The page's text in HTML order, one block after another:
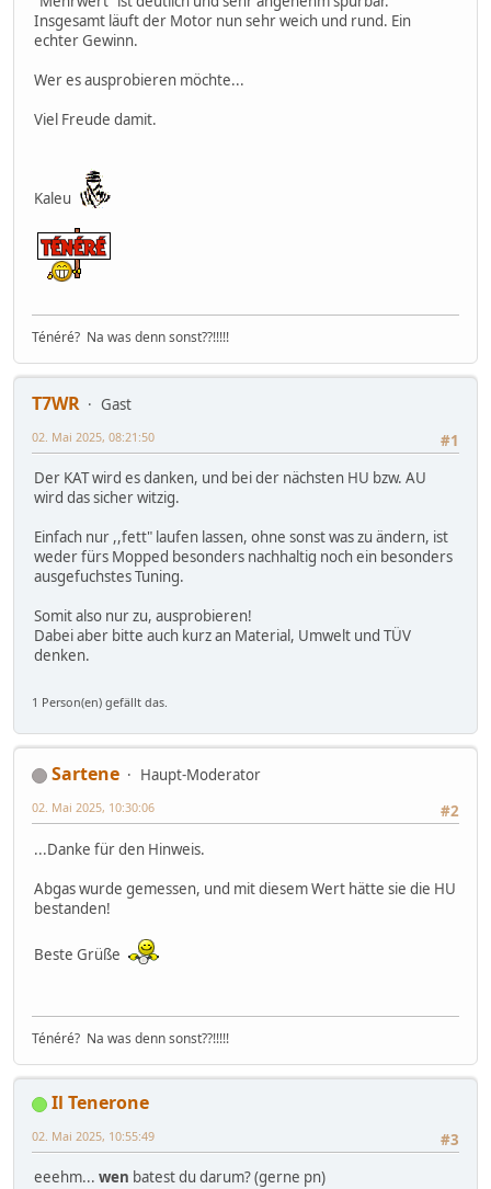
Insgesamt läuft der Motor nun sehr weich und rund. Ein
echter Gewinn.
Wer es ausprobieren möchte...
Viel Freude damit.
Kaleu
Ténéré? Na was denn sonst??!!!!!
T7WR
Gast
#1
02. Mai 2025, 08:21:50
Der KAT wird es danken, und bei der nächsten HU bzw. AU
wird das sicher witzig.
Einfach nur ,,fett" laufen lassen, ohne sonst was zu ändern, ist
weder fürs Mopped besonders nachhaltig noch ein besonders
ausgefuchstes Tuning.
Somit also nur zu, ausprobieren!
Dabei aber bitte auch kurz an Material, Umwelt und TÜV
denken.
1 Person(en) gefällt das.
Sartene
Haupt-Moderator
#2
02. Mai 2025, 10:30:06
...Danke für den Hinweis.
Abgas wurde gemessen, und mit diesem Wert hätte sie die HU
bestanden!
Beste Grüße
Ténéré? Na was denn sonst??!!!!!
Il Tenerone
#3
02. Mai 2025, 10:55:49
eeehm... wen batest du darum? (gerne pn)